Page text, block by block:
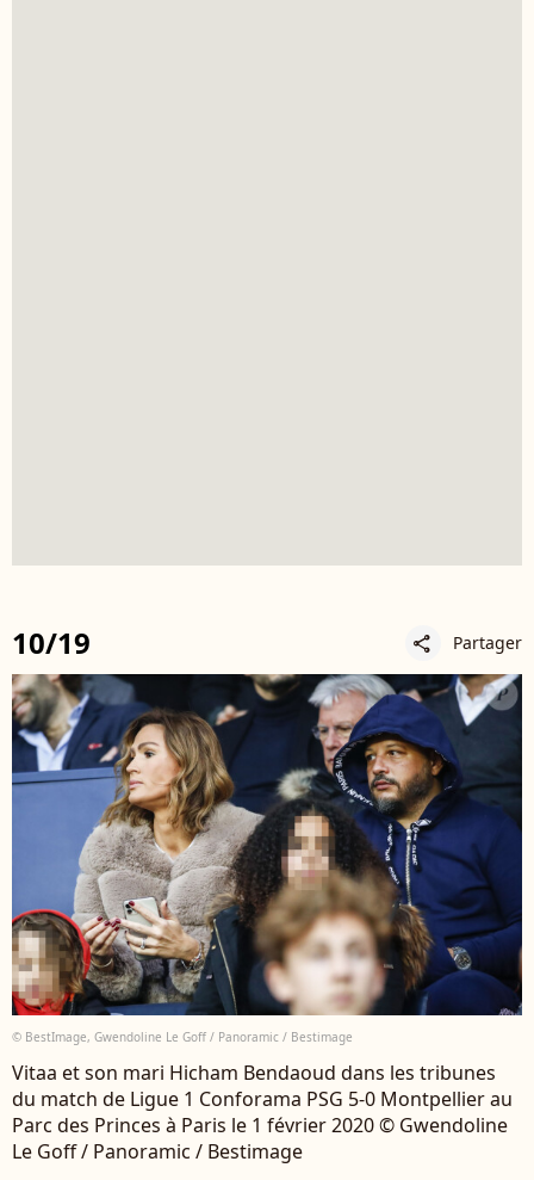
10/19 share Partager
© BestImage, Gwendoline Le Goff / Panoramic / Bestimage
Vitaa et son mari Hicham Bendaoud dans les tribunes
du match de Ligue 1 Conforama PSG 5-0 Montpellier au
Parc des Princes à Paris le 1 février 2020 © Gwendoline
Le Goff / Panoramic / Bestimage